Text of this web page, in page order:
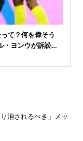
て？何を偉そう
・ヨンウが訴訟...
消されるべき」メッ